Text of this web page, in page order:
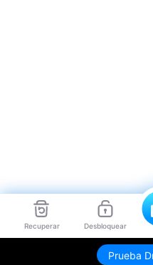
Recuperar Desbloquear
Prueba